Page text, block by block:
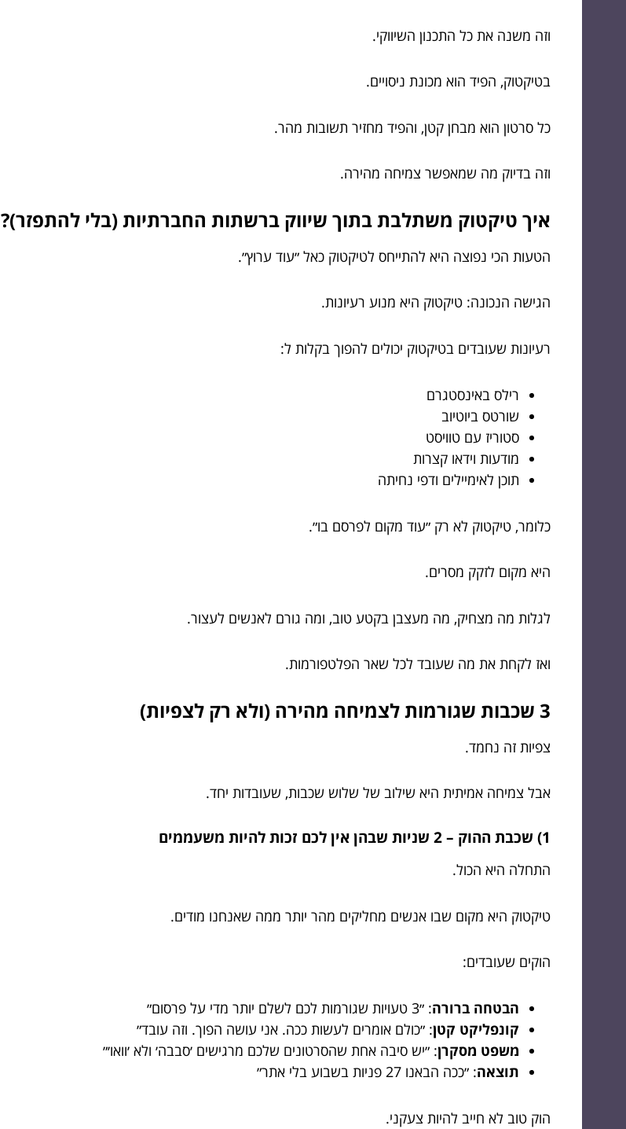
וזה משנה את כל התכנון השיווקי.
בטיקטוק, הפיד הוא מכונת ניסויים.
כל סרטון הוא מבחן קטן, והפיד מחזיר תשובות מהר.
וזה בדיוק מה שמאפשר צמיחה מהירה.
איך טיקטוק משתלבת בתוך שיווק ברשתות החברתיות (בלי להתפזר)?
הטעות הכי נפוצה היא להתייחס לטיקטוק כאל ״עוד ערוץ״.
הגישה הנכונה: טיקטוק היא מנוע רעיונות.
רעיונות שעובדים בטיקטוק יכולים להפוך בקלות ל:
רילס באינסטגרם
שורטס ביוטיוב
סטוריז עם טוויסט
מודעות וידאו קצרות
תוכן לאימיילים ודפי נחיתה
כלומר, טיקטוק לא רק ״עוד מקום לפרסם בו״.
היא מקום לזקק מסרים.
לגלות מה מצחיק, מה מעצבן בקטע טוב, ומה גורם לאנשים לעצור.
ואז לקחת את מה שעובד לכל שאר הפלטפורמות.
3 שכבות שגורמות לצמיחה מהירה (ולא רק לצפיות)
צפיות זה נחמד.
אבל צמיחה אמיתית היא שילוב של שלוש שכבות, שעובדות יחד.
1) שכבת ההוק – 2 שניות שבהן אין לכם זכות להיות משעממים
התחלה היא הכול.
טיקטוק היא מקום שבו אנשים מחליקים מהר יותר ממה שאנחנו מודים.
הוקים שעובדים:
הבטחה ברורה: ״3 טעויות שגורמות לכם לשלם יותר מדי על פרסום״
קונפליקט קטן: ״כולם אומרים לעשות ככה. אני עושה הפוך. וזה עובד״
משפט מסקרן: ״יש סיבה אחת שהסרטונים שלכם מרגישים ׳סבבה׳ ולא ׳וואו׳״
תוצאה: ״ככה הבאנו 27 פניות בשבוע בלי אתר״
הוק טוב לא חייב להיות צעקני.